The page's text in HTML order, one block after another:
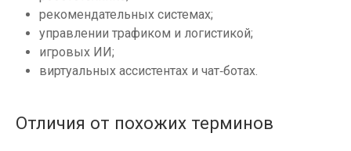
рекомендательных системах;
управлении трафиком и логистикой;
игровых ИИ;
виртуальных ассистентах и чат‑ботах.
Отличия от похожих терминов